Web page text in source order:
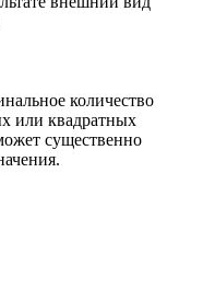
количество
или квадратных
существенно